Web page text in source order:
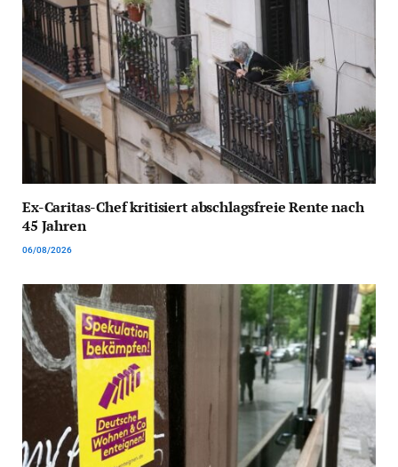
Ex-Caritas-Chef kritisiert abschlagsfreie Rente nach
45 Jahren
06/08/2026